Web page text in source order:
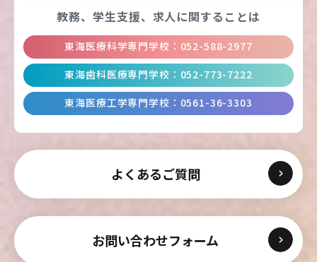
よくあるご質問
お問い合わせフォーム
教務、学生支援、 求人に関することは
東海医療科学専門学校 ： 052-588-2977
東海歯科医療専門学校 ： 052-773-7222
東海医療工学専門学校 ： 0561-36-3303
東海医療工学
専門学校
CLOSE
東海医療工学
専門学校
CLOSE
東海医療工学
専門学校
CLOSE
東海医療工学
専門学校
CLOSE